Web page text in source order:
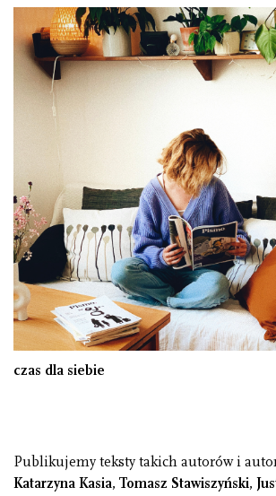
czas dla siebie
Publikujemy teksty takich autorów i
Katarzyna Kasia, Tomasz Stawiszyński,